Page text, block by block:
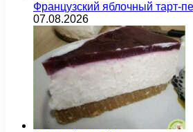
Французский яблочный тарт-
07.08.2026